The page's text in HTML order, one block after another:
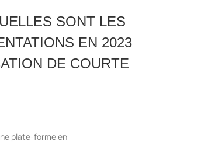
SONT LES
EN 2023
DE COURTE
plate-forme en